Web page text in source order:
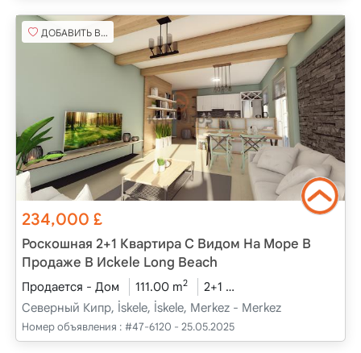
ДОБАВИТЬ В ИЗБРАННОЕ
234,000£
Роскошная 2+1 Квартира С Видом На Море В
Продаже В Исkele Long Beach
Продается - Дом 111.00 m2 2+1
Северный Кипр, İskele, İskele, Merkez - Merkez
Номер объявления : #47-6120 - 25.05.2025